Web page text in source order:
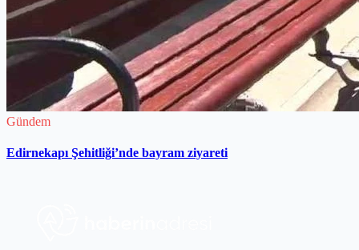
Gündem
Edirnekapı Şehitliği’nde bayram ziyareti